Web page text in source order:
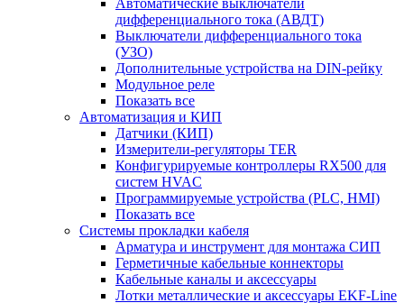
Автоматические выключатели
дифференциального тока (АВДТ)
Выключатели дифференциального тока
(УЗО)
Дополнительные устройства на DIN-рейку
Модульное реле
Показать все
Автоматизация и КИП
Датчики (КИП)
Измерители-регуляторы TER
Конфигурируемые контроллеры RX500 для
систем HVAC
Программируемые устройства (PLC, HMI)
Показать все
Системы прокладки кабеля
Арматура и инструмент для монтажа СИП
Герметичные кабельные коннекторы
Кабельные каналы и аксессуары
Лотки металлические и аксессуары EKF-Line